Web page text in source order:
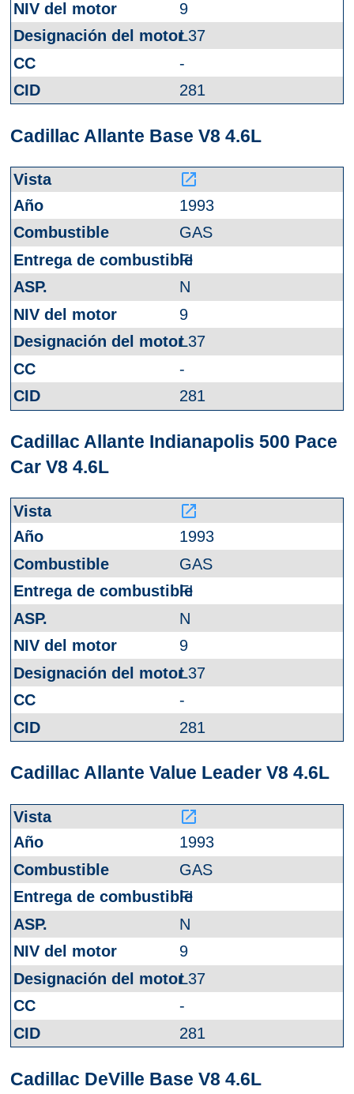
9
L37
-
281
Cadillac Allante Base V8 4.6L
launch
1993
GAS
FI
N
9
L37
-
281
Cadillac Allante Indianapolis 500 Pace
Car V8 4.6L
launch
1993
GAS
FI
N
9
L37
-
281
Cadillac Allante Value Leader V8 4.6L
launch
1993
GAS
FI
N
9
L37
-
281
Cadillac DeVille Base V8 4.6L